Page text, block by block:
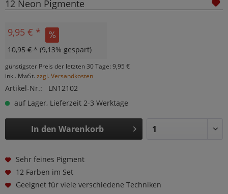
12 Neon Pigmente
9,95 € *
10,95 € * (9,13% gespart)
günstigster Preis der letzten 30 Tage: 9,95 €
inkl. MwSt. zzgl. Versandkosten
Artikel-Nr.:
LN12102
auf Lager, Lieferzeit 2-3 Werktage
In den Warenkorb
Sehr feines Pigment
12 Farben im Set
Geeignet für viele verschiedene Techniken